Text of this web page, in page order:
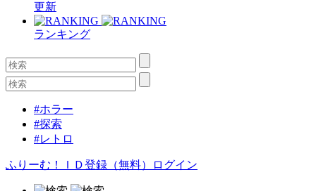
更新
ランキング
#ホラー
#探索
#レトロ
ふりーむ！ＩＤ登録（無料） ログイン